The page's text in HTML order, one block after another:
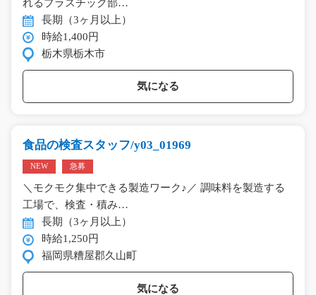
れるプラスチック部…
長期（3ヶ月以上）
時給1,400円
栃木県栃木市
気になる
食品の検査スタッフ/y03_01969
NEW 急募
＼モクモク集中できる製造ワーク♪／ 調味料を製造する
工場で、検査・積み…
長期（3ヶ月以上）
時給1,250円
福岡県糟屋郡久山町
気になる